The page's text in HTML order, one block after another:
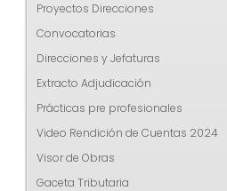
Proyectos Direcciones
Convocatorias
Direcciones y Jefaturas
Extracto Adjudicación
Prácticas pre profesionales
Video Rendición de Cuentas 2024
Visor de Obras
Gaceta Tributaria